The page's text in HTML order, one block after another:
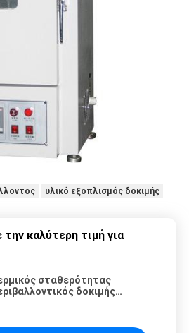
υλικό εξοπλισμός δοκιμής
καλύτερη τιμή για
σταθερότητας
δοκιμής
αποτεφρώνοντας